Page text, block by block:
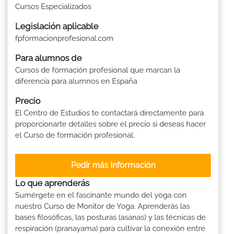
Cursos Especializados
Legislación aplicable
fpformacionprofesional.com
Para alumnos de
Cursos de formación profesional que marcan la
diferencia para alumnos en España
Precio
El Centro de Estudios te contactará directamente para
proporcionarte detalles sobre el precio si deseas hacer
el Curso de formación profesional.
Pedir más Información
Lo que aprenderás
Sumérgete en el fascinante mundo del yoga con
nuestro Curso de Monitor de Yoga. Aprenderás las
bases filosóficas, las posturas (asanas) y las técnicas de
respiración (pranayama) para cultivar la conexión entre